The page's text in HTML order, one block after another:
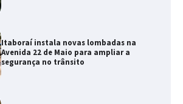
Itaboraí instala novas lombadas na
Avenida 22 de Maio para ampliar a
segurança no trânsito